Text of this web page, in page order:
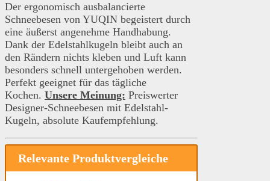
Der ergonomisch ausbalancierte
Schneebesen von YUQIN begeistert durch
eine äußerst angenehme Handhabung.
Dank der Edelstahlkugeln bleibt auch an
den Rändern nichts kleben und Luft kann
besonders schnell untergehoben werden.
Perfekt geeignet für das tägliche
Kochen. Unsere Meinung: Preiswerter
Designer-Schneebesen mit Edelstahl-
Kugeln, absolute Kaufempfehlung.
Relevante Produktvergleiche